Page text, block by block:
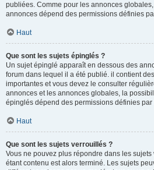
publiées. Comme pour les annonces
annonces dépend des permissions définies
Haut
Que sont les sujets épinglés ?
Un sujet épinglé apparaît en dessous des
forum dans lequel il a été publié. il contient
importantes et vous devez le consulter
annonces et les annonces globales, la
épinglés dépend des permissions définies par
Haut
Que sont les sujets verrouillés ?
Vous ne pouvez plus répondre dans les
étant contenu est alors terminé. Les sujets